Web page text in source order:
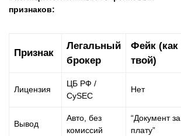
признаков:
Признак
Легальный
брокер
Фейк (как
твой)
Лицензия
ЦБ РФ /
CySEC
Нет
Вывод
Авто, без
комиссий
“Документ за
плату”